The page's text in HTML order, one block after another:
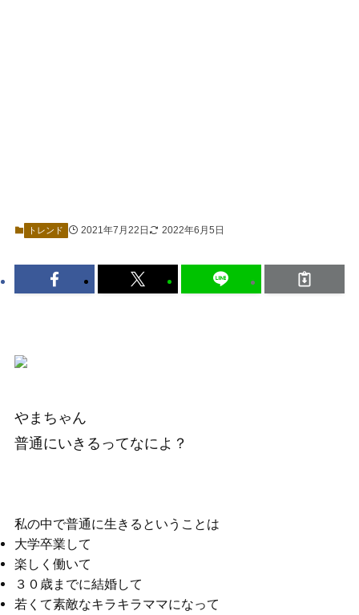
トレンド 2021年7月22日 2022年6月5日
やまちゃん
普通にいきるってなによ？
私の中で普通に生きるということは
大学卒業して
楽しく働いて
３０歳までに結婚して
若くて素敵なキラキラママになって